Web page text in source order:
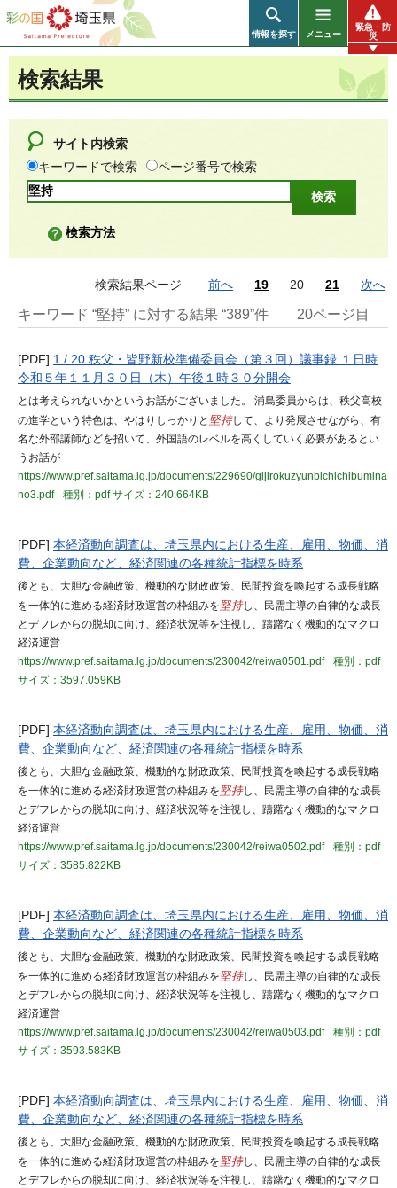
彩の国 埼玉県
情報を探す メニュー
緊急・防
災
検索結果
サイト内検索
キーワードで検索
ページ番号で検索
検索方法
検索結果ページ 前へ 19 20 21 次へ
キーワード “堅持” に対する結果 “389”件 20ページ目
[PDF] 1 / 20 秩父・皆野新校準備委員会（第３回）議事録 １日時
令和５年１１月３０日（木）午後１時３０分開会
とは考えられないかというお話がございました。 浦島委員からは、秩父高校
の進学という特色は、やはりしっかりと 堅持して、より発展させながら、有
名な外部講師などを招いて、外国語のレベルを高くしていく必要があるとい
うお話が
https://www.pref.saitama.lg.jp/documents/229690/gijirokuzyunbichichibumina
no3.pdf
種別：pdfサイズ：240.664KB
[PDF] 本経済動向調査は、埼玉県内における生産、雇用、物価、消
費、企業動向など、経済関連の各種統計指標を時系
後とも、大胆な金融政策、機動的な財政政策、民間投資を喚起する成長戦略
を一体的に進める経済財政運営の枠組みを堅持し、民需主導の自律的な成長
とデフレからの脱却に向け、経済状況等を注視し、躊躇なく機動的なマクロ
経済運営
https://www.pref.saitama.lg.jp/documents/230042/reiwa0501.pdf
種別：pdf
サイズ：3597.059KB
[PDF] 本経済動向調査は、埼玉県内における生産、雇用、物価、消
費、企業動向など、経済関連の各種統計指標を時系
後とも、大胆な金融政策、機動的な財政政策、民間投資を喚起する成長戦略
を一体的に進める経済財政運営の枠組みを堅持し、民需主導の自律的な成長
とデフレからの脱却に向け、経済状況等を注視し、躊躇なく機動的なマクロ
経済運営
https://www.pref.saitama.lg.jp/documents/230042/reiwa0502.pdf
種別：pdf
サイズ：3585.822KB
[PDF] 本経済動向調査は、埼玉県内における生産、雇用、物価、消
費、企業動向など、経済関連の各種統計指標を時系
後とも、大胆な金融政策、機動的な財政政策、民間投資を喚起する成長戦略
を一体的に進める経済財政運営の枠組みを堅持し、民需主導の自律的な成長
とデフレからの脱却に向け、経済状況等を注視し、躊躇なく機動的なマクロ
経済運営
https://www.pref.saitama.lg.jp/documents/230042/reiwa0503.pdf
種別：pdf
サイズ：3593.583KB
[PDF] 本経済動向調査は、埼玉県内における生産、雇用、物価、消
費、企業動向など、経済関連の各種統計指標を時系
後とも、大胆な金融政策、機動的な財政政策、民間投資を喚起する成長戦略
を一体的に進める経済財政運営の枠組みを堅持し、民需主導の自律的な成長
とデフレからの脱却に向け、経済状況等を注視し、躊躇なく機動的なマクロ